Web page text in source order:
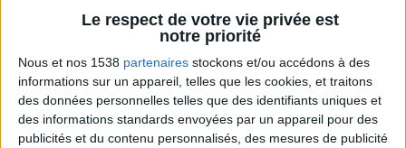
Le respect de votre vie privée est
notre priorité
Nous et nos 1538 partenaires stockons et/ou accédons à des
informations sur un appareil, telles que les cookies, et traitons
des données personnelles telles que des identifiants uniques et
des informations standards envoyées par un appareil pour des
publicités et du contenu personnalisés, des mesures de publicité
seule dans son coin.
Combien de kilos souhaitez-vous perdre ?